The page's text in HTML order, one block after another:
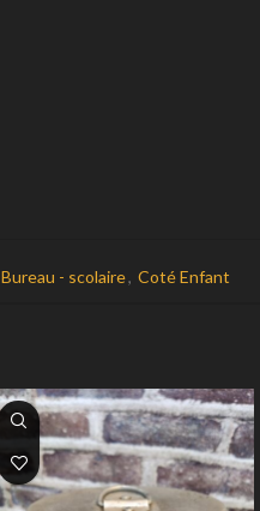
Bureau - scolaire, Coté Enfant